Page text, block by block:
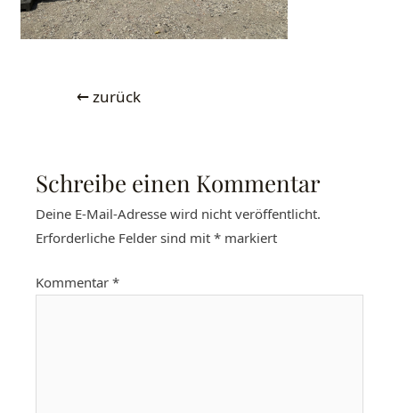
←zurück
Schreibe einen Kommentar
Deine E-Mail-Adresse wird nicht veröffentlicht.
Erforderliche Felder sind mit* markiert
Kommentar*